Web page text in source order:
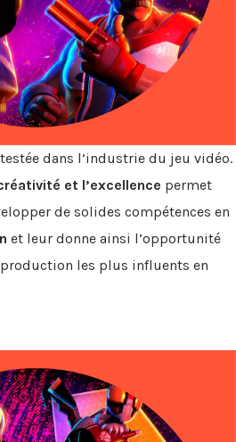
dans l’industrie du jeu vidéo.
et l’excellence permet
de solides compétences en
et leur donne ainsi l’opportunité
les plus influents en